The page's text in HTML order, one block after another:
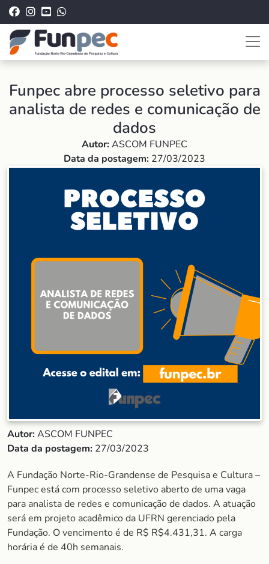
Funpec abre processo seletivo para
analista de redes e comunicação de
dados
Autor:ASCOM FUNPEC
Data da postagem: 27/03/2023
Autor:ASCOM FUNPEC
Data da postagem: 27/03/2023
A Fundação Norte-Rio-Grandense de Pesquisa e Cultura –
Funpec está com processo seletivo aberto de uma vaga
para analista de redes e comunicação de dados. A atuação
será em projeto acadêmico da UFRN gerenciado pela
Fundação. O vencimento é de R$ R$4.431,31. A carga
horária é de 40h semanais.